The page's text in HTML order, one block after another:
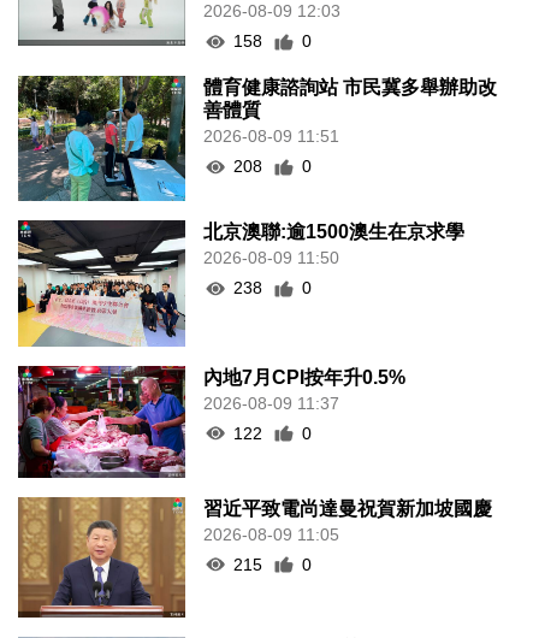
2026-08-09 12:03
158
0
體育健康諮詢站 市民冀多舉辦助改
善體質
2026-08-09 11:51
208
0
北京澳聯:逾1500澳生在京求學
2026-08-09 11:50
238
0
內地7月CPI按年升0.5%
2026-08-09 11:37
122
0
習近平致電尚達曼祝賀新加坡國慶
2026-08-09 11:05
215
0